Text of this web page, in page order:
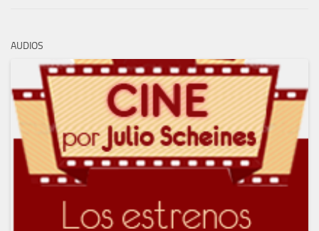
AUDIOS